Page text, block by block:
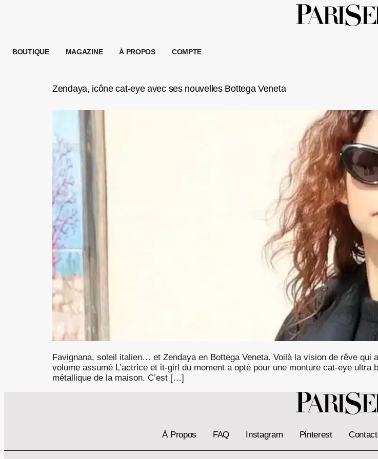
BOUTIQUE MAGAZINE À PROPOS COMPTE
Zendaya, icône cat-eye avec ses nouvelles Bottega Veneta
Favignana, soleil italien… et Zendaya en Bottega Veneta. Voilà la vision de rêve qui
volume assumé L’actrice et it-girl du moment a opté pour une monture cat-eye ultra
métallique de la maison. C’est […]
À Propos FAQ Instagram Pinterest